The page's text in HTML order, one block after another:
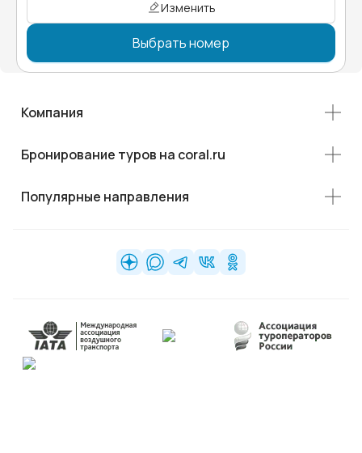
Изменить
Выбрать номер
Компания
Бронирование туров на coral.ru
Популярные направления